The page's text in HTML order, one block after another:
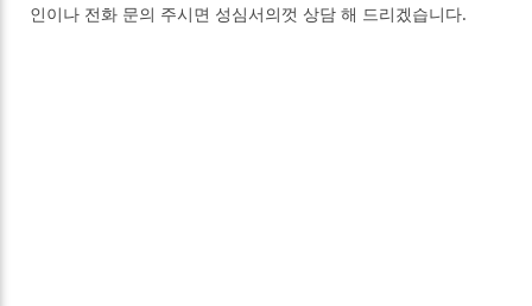
인이나 전화 문의 주시면 성심서의껏 상담 해 드리겠습니다.